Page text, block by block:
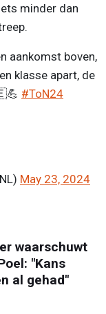
minder dan
aankomst boven,
klasse apart, de
#ToN24
May 23, 2024
waarschuwt
"Kans
al gehad"